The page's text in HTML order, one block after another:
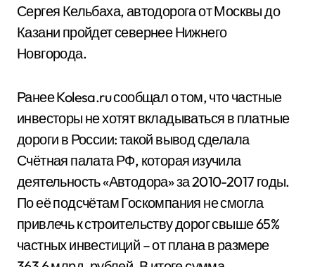
Сергея Кельбаха, автодорога от Москвы до
Казани пройдет севернее Нижнего
Новгорода.
Ранее Kolesa.ru сообщал о том, что частные
инвесторы не хотят вкладываться в платные
дороги в России: такой вывод сделала
Счётная палата РФ, которая изучила
деятельность «Автодора» за 2010-2017 годы.
По её подсчётам Госкомпания не смогла
привлечь к строительству дорог свыше 65%
частных инвестиций – от плана в размере